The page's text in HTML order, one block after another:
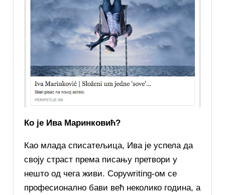
Ко је Ива Маринковић?
Као млада списатељица, Ива је успела да
своју страст према писању претвори у
нешто од чега живи. Copywriting-ом се
професионално бави већ неколико година, а